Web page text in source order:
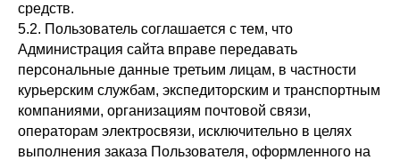
средств.
5.2. Пользователь соглашается с тем, что
Администрация сайта вправе передавать
персональные данные третьим лицам, в частности
курьерским службам, экспедиторским и транспортным
компаниями, организациям почтовой связи,
операторам электросвязи, исключительно в целях
выполнения заказа Пользователя, оформленного на